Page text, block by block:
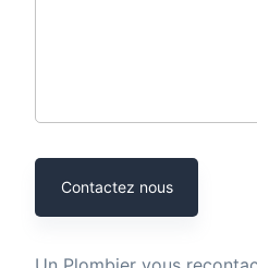
Contactez nous